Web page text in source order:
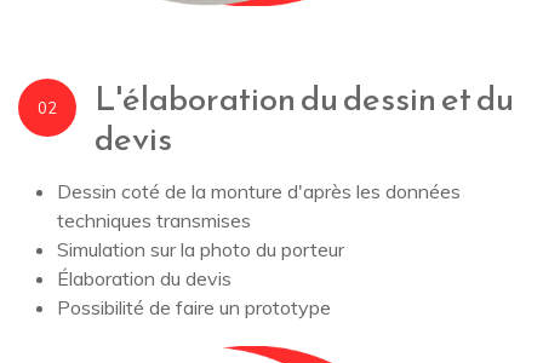
02 L'élaboration du dessin et du
devis
Dessin coté de la monture d'après les données
techniques transmises
Simulation sur la photo du porteur
Élaboration du devis
Possibilité de faire un prototype